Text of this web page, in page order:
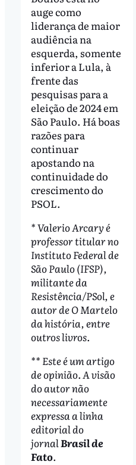
auge como
liderança de maior
audiência na
esquerda, somente
inferior a Lula, à
frente das
pesquisas para a
eleição de 2024 em
São Paulo. Há boas
razões para
continuar
apostando na
continuidade do
crescimento do
PSOL.
* Valerio Arcary é
professor titular no
Instituto Federal de
São Paulo (IFSP),
militante da
Resistência/PSol, e
autor de O Martelo
da história, entre
outros livros.
** Este é um artigo
de opinião. A visão
do autor não
necessariamente
expressa a linha
editorial do
jornalBrasil de
Fato.